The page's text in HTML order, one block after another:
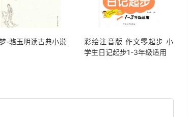
-骆玉明读古典小说
彩绘注音版 作文零起步 小
学生日记起步1-3年级适用